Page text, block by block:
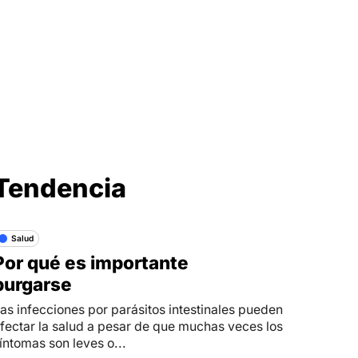
Salud
qué es importante
infecciones por parásitos intestinales pueden
la salud a pesar de que muchas veces los
son leves o...